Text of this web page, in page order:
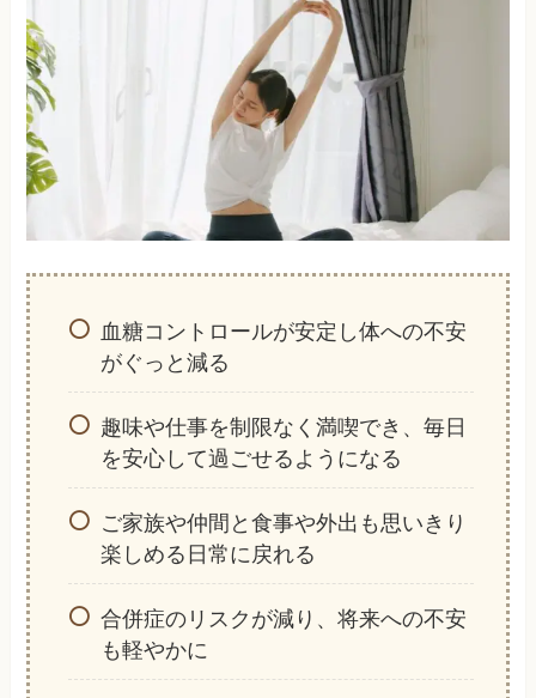
血糖コントロールが安定し体への不安
がぐっと減る
趣味や仕事を制限なく満喫でき、毎日
を安心して過ごせるようになる
ご家族や仲間と食事や外出も思いきり
楽しめる日常に戻れる
合併症のリスクが減り、将来への不安
も軽やかに